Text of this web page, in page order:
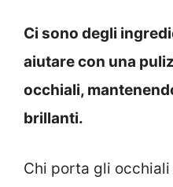
Ci sono degli
aiutare con una
occhiali,
brillanti.
Chi porta gli